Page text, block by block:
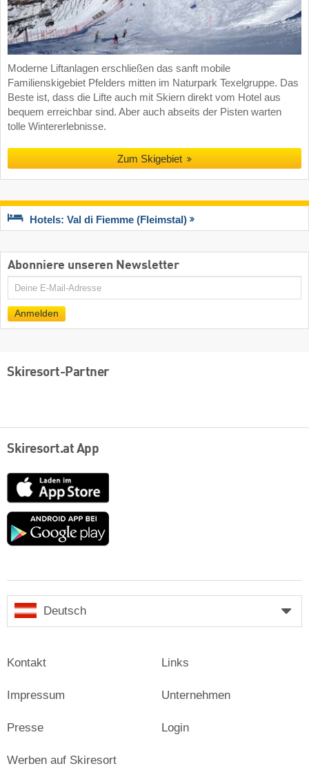
Moderne Liftanlagen erschließen das sanft mobile
Familienskigebiet Pfelders mitten im Naturpark Texelgruppe. Das
Beste ist, dass die Lifte auch mit Skiern direkt vom Hotel aus
bequem erreichbar sind. Aber auch abseits der Pisten warten
tolle Wintererlebnisse.
Zum Skigebiet
Hotels: Val di Fiemme (Fleimstal)
Abonniere unseren Newsletter
E-
Mail
Anmelden
Skiresort-Partner
Skiresort.at App
App
Store
Google
Deutsch
Kontakt
Impressum
Presse
Links
Unternehmen
Login
Werben auf Skiresort